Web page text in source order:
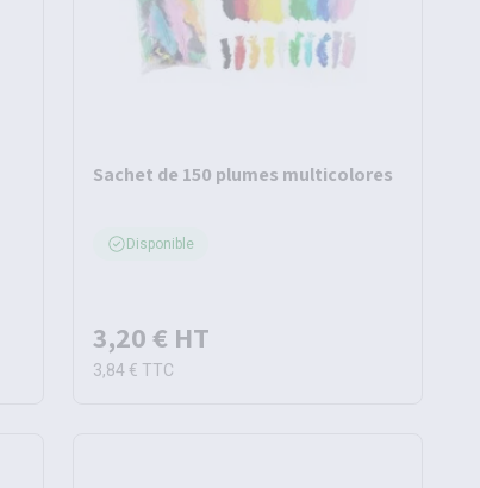
Sachet de 150 plumes multicolores
Disponible
3,20 € HT
3,84 € TTC